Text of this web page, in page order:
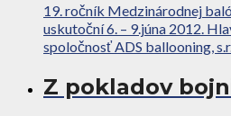
19. ročník Medzinárodnej
uskutoční 6. – 9.júna 2012.
spoločnosť ADS ballooning,
Z pokladov